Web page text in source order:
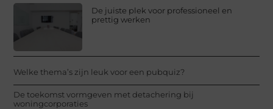
De juiste plek voor professioneel en
prettig werken
Welke thema’s zijn leuk voor een pubquiz?
De toekomst vormgeven met detachering bij
woningcorporaties